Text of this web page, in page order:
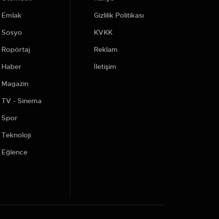
Emlak
Sosyo
Ropörtaj
Haber
Magazin
TV - Sinema
Spor
Teknoloji
Eğlence
Gizlilik Politikası
KVKK
Reklam
İletişim